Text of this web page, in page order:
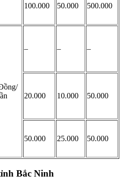
100.000 50.000 500.000
– – –
20.000 10.000 50.000
50.000 25.000 50.000
Bắc Ninh